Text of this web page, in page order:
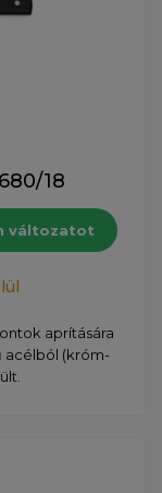
18
változatot
aprítására
acélból (króm-